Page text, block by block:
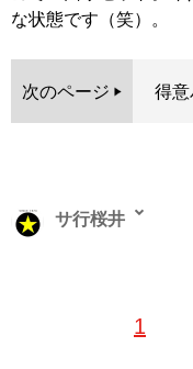
な状態です（笑）。
次のページ 得
1
サ行桜井
ナル実戦術』の元編集者